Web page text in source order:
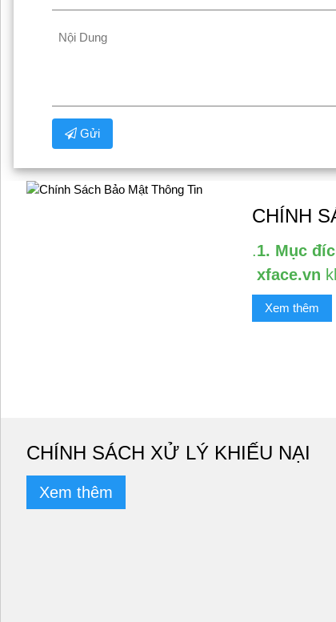
Gửi
CHÍNH
.1. Mục
xface.vn
Xem thêm
CHÍNH SÁCH XỬ LÝ KHIẾU NẠI
Xem thêm